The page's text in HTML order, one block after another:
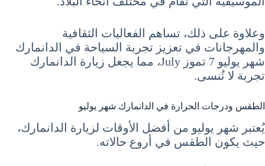
وعلاوة على ذلك، تساهم الفعاليات الثقافية
والمهرجانات في تعزيز تجربة السياحة في الدانمارك
شهر يوليو 7 تموز July، مما يجعل زيارة الدانمارك
تجربة لا تُنسى.
الطقس ودرجات الحرارة في الدانمارك شهر يوليو
يُعتبر شهر يوليو من أفضل الأوقات لزيارة الدانمارك،
حيث يكون الطقس في أروع حالاته.